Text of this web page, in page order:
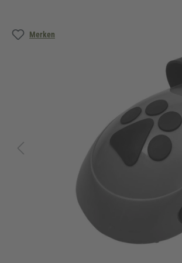
Merken
Bildergalerie überspringen